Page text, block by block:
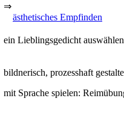
⇒
ästhetisches Empfinden
ein Lieblingsgedicht auswählen
bildnerisch, prozesshaft
mit Sprache spielen: